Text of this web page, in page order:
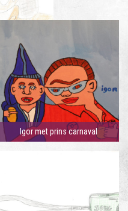
Igor met prins carnaval